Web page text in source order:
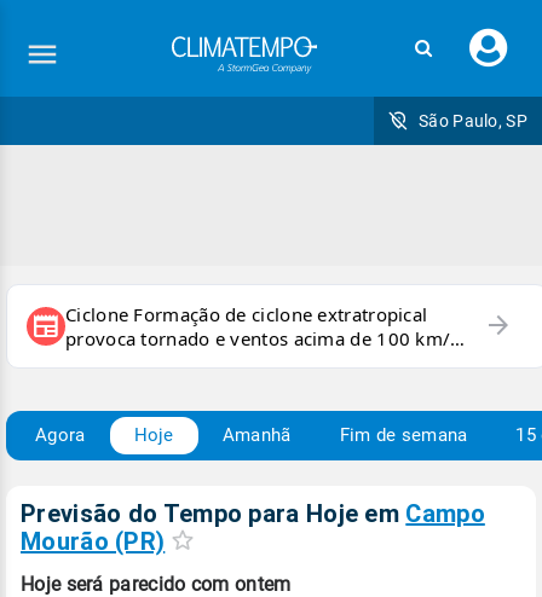
seu
São Paulo, SP
newspaper Ciclone Formação de ciclone extratropical
provoca tornado e ventos acima de 100 km/h
no RS
arrow_forward
Agora Hoje Amanhã Fim de semana 15
Previsão do Tempo para Hoje em Campo
Mourão (PR)
Hoje será parecido com ontem